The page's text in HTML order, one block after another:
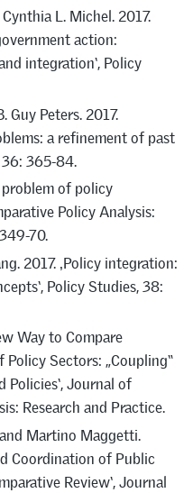
L. Michel. 2017.
action:
integration‘, Policy
Guy Peters. 2017.
a refinement of past
36: 365-84.
problem of policy
Policy Analysis:
70.
2017. ‚Policy integration:
Policy Studies, 38:
Way to Compare
Sectors: „Coupling“
Journal of
Research and Practice.
Martino Maggetti.
Coordination of Public
Review‘, Journal